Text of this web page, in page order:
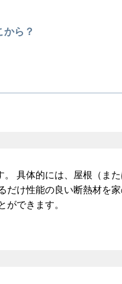
ら？
具体的には、屋根（ま
だけ性能の良い断熱材を
ができます。